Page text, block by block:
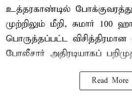
உத்தரகாண்டில்
முற்றிலும் மீறி, சுமார் 100
பொருத்தப்பட்ட
போலீசார் அதிரடியாகப்
Read More